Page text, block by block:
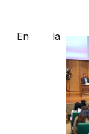
En la